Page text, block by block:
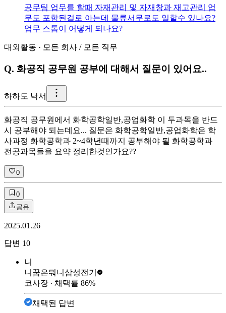
공무팀 업무를 할때 자재관리 및 자재창과 재고관리 업
무도 포함된걸로 아는데 물류서무로도 일할수 있나요?
업무 스톱이 어떻게 되나요?
대외활동 · 모든 회사 / 모든 직무
Q. 화공직 공무원 공부에 대해서 질문이 있어요..
하하도 낙서
화공직 공무원에서 화학공학일반,공업화학 이 두과목을 반드
시 공부해야 되는데요... 질문은 화학공학일반,공업화학은 학
사과정 화학공학과 2~4학년때까지 공부해야 될 화학공학과
전공과목들을 요약 정리한것인가요??
0
0
공유
2025.01.26
답변 10
니
니꿈은뭐니 삼성전기
코사장 ∙ 채택률 86%
채택된 답변